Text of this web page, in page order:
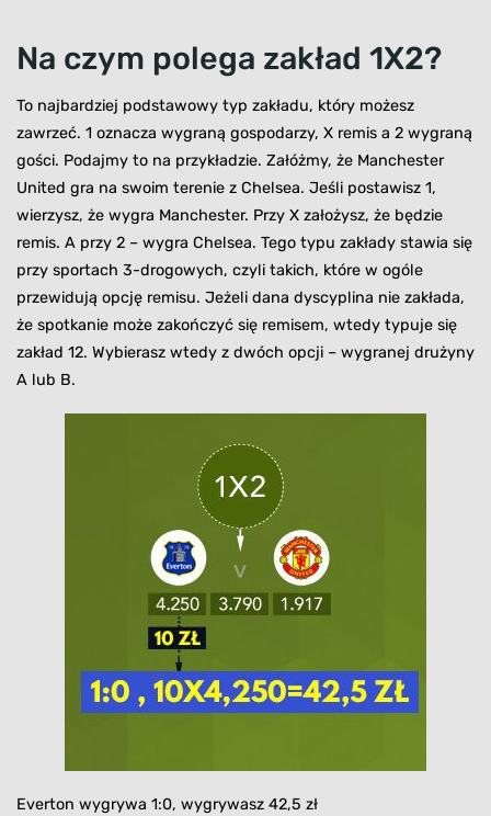
Na czym polega zakład 1X2?
To najbardziej podstawowy typ zakładu, który możesz
zawrzeć. 1 oznacza wygraną gospodarzy, X remis a 2 wygraną
gości. Podajmy to na przykładzie. Załóżmy, że Manchester
United gra na swoim terenie z Chelsea. Jeśli postawisz 1,
wierzysz, że wygra Manchester. Przy X założysz, że będzie
remis. A przy 2 – wygra Chelsea. Tego typu zakłady stawia się
przy sportach 3-drogowych, czyli takich, które w ogóle
przewidują opcję remisu. Jeżeli dana dyscyplina nie zakłada,
że spotkanie może zakończyć się remisem, wtedy typuje się
zakład 12. Wybierasz wtedy z dwóch opcji – wygranej drużyny
A lub B.
Everton wygrywa 1:0, wygrywasz 42,5 zł